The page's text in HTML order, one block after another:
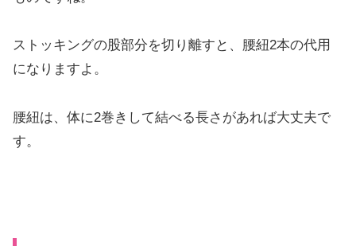
ストッキングの股部分を切り離すと、腰紐2本の代用
になりますよ。
腰紐は、体に2巻きして結べる長さがあれば大丈夫で
す。